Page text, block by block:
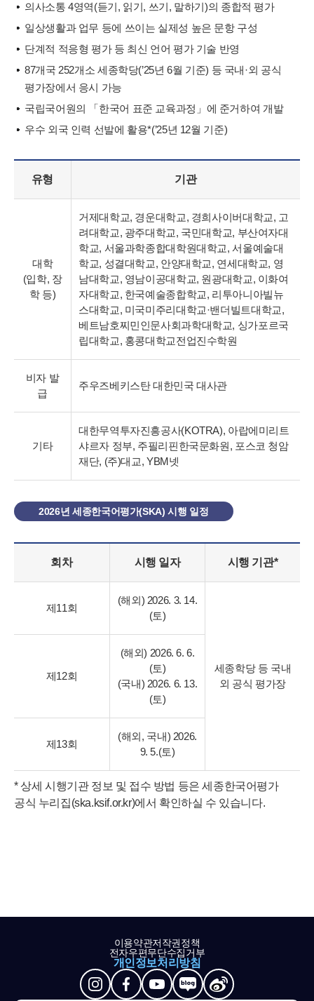
의사소통 4영역(듣기, 읽기, 쓰기, 말하기)의 종합적 평가
일상생활과 업무 등에 쓰이는 실제성 높은 문항 구성
단계적 적응형 평가 등 최신 언어 평가 기술 반영
87개국 252개소 세종학당(’25년 6월 기준) 등 국내·외 공식
평가장에서 응시 가능
국립국어원의 「한국어 표준 교육과정」에 준거하여 개발
우수 외국 인력 선발에 활용*(’25년 12월 기준)
유형 기관
대학
(입학, 장
학 등)
거제대학교, 경운대학교, 경희사이버대학교, 고
려대학교, 광주대학교, 국민대학교, 부산여자대
학교, 서울과학종합대학원대학교, 서울예술대
학교, 성결대학교, 안양대학교, 연세대학교, 영
남대학교, 영남이공대학교, 원광대학교, 이화여
자대학교, 한국예술종합학교, 리투아니아빌뉴
스대학교, 미국미주리대학교·밴더빌트대학교,
베트남호찌민인문사회과학대학교, 싱가포르국
립대학교, 홍콩대학교전업진수학원
비자 발
급
주우즈베키스탄 대한민국 대사관
기타
대한무역투자진흥공사(KOTRA), 아랍에미리트
샤르자 정부, 주필리핀한국문화원, 포스코 청암
재단, (주)대교, YBM넷
2026년 세종한국어평가(SKA) 시행 일정
회차 시행 일자 시행 기관*
제11회
(해외) 2026. 3. 14.
(토)
세종학당 등 국내
외 공식 평가장
제12회
(해외) 2026. 6. 6.
(토)
(국내) 2026. 6. 13.
(토)
제13회
(해외, 국내) 2026.
9. 5.(토)
* 상세 시행기관 정보 및 접수 방법 등은 세종한국어평가
공식 누리집(ska.ksif.or.kr)에서 확인하실 수 있습니다.
이용약관저작권정책
전자우편무단수집거부
개인정보처리방침